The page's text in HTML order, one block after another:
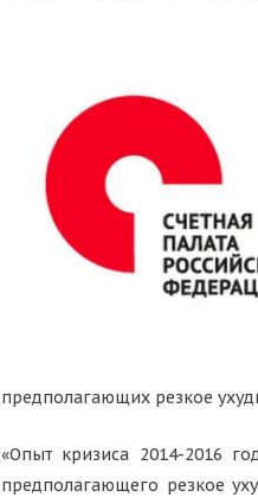
предполагающих резкое
«Опыт кризиса 2014-2016
предполагающего резкое